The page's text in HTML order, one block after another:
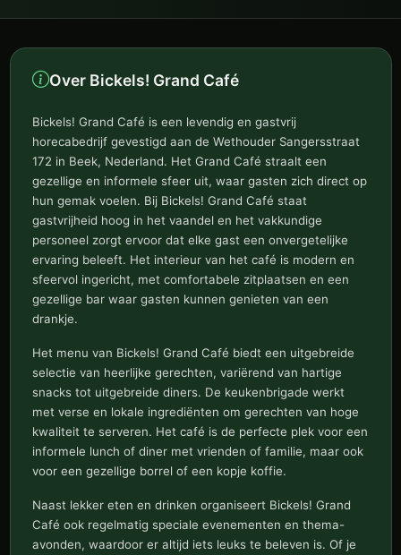
Over Bickels! Grand Café
Bickels! Grand Café is een levendig en gastvrij
horecabedrijf gevestigd aan de Wethouder Sangersstraat
172 in Beek, Nederland. Het Grand Café straalt een
gezellige en informele sfeer uit, waar gasten zich direct op
hun gemak voelen. Bij Bickels! Grand Café staat
gastvrijheid hoog in het vaandel en het vakkundige
personeel zorgt ervoor dat elke gast een onvergetelijke
ervaring beleeft. Het interieur van het café is modern en
sfeervol ingericht, met comfortabele zitplaatsen en een
gezellige bar waar gasten kunnen genieten van een
drankje.
Het menu van Bickels! Grand Café biedt een uitgebreide
selectie van heerlijke gerechten, variërend van hartige
snacks tot uitgebreide diners. De keukenbrigade werkt
met verse en lokale ingrediënten om gerechten van hoge
kwaliteit te serveren. Het café is de perfecte plek voor een
informele lunch of diner met vrienden of familie, maar ook
voor een gezellige borrel of een kopje koffie.
Naast lekker eten en drinken organiseert Bickels! Grand
Café ook regelmatig speciale evenementen en thema-
avonden, waardoor er altijd iets leuks te beleven is. Of je